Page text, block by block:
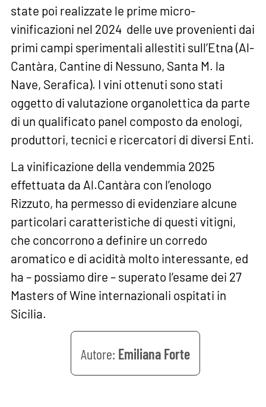
state poi realizzate le prime micro-
vinificazioni nel 2024 delle uve provenienti dai
primi campi sperimentali allestiti sull’Etna (Al-
Cantàra, Cantine di Nessuno, Santa M. la
Nave, Serafica). I vini ottenuti sono stati
oggetto di valutazione organolettica da parte
di un qualificato panel composto da enologi,
produttori, tecnici e ricercatori di diversi Enti.
La vinificazione della vendemmia 2025
effettuata da Al.Cantàra con l’enologo
Rizzuto, ha permesso di evidenziare alcune
particolari caratteristiche di questi vitigni,
che concorrono a definire un corredo
aromatico e di acidità molto interessante, ed
ha – possiamo dire – superato l’esame dei 27
Masters of Wine internazionali ospitati in
Sicilia.
Emiliana Forte